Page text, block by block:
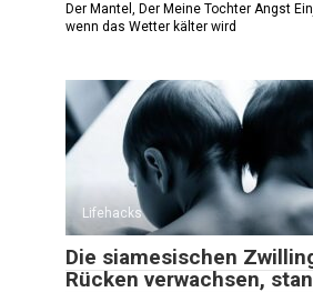
Der Mantel, Der Meine Tochter Angst
wenn das Wetter kälter wird
Lifehacks
Die siamesischen
Rücken verwachsen,